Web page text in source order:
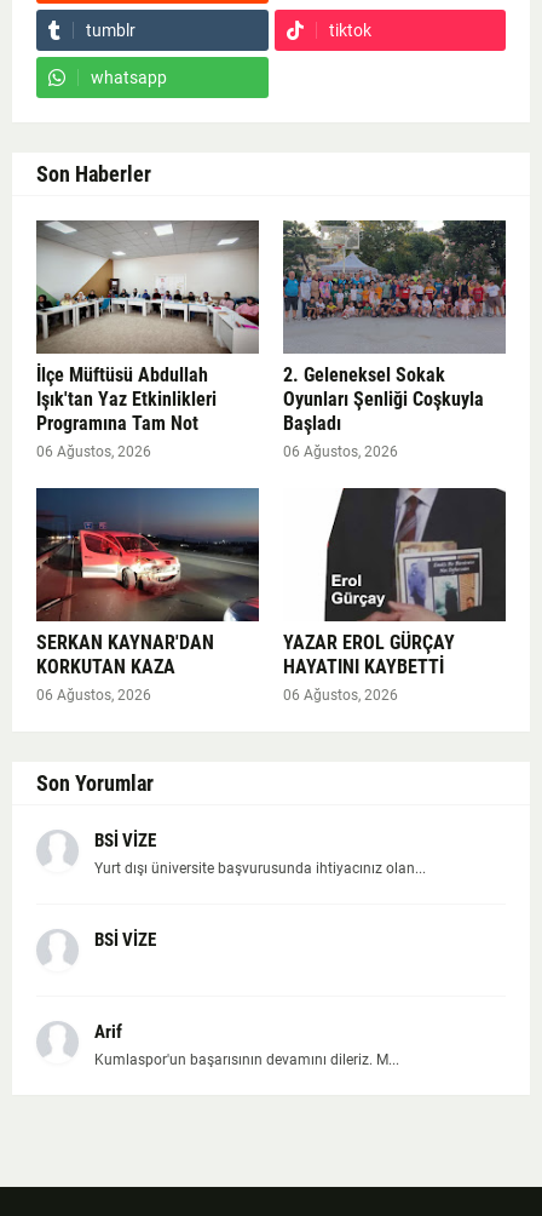
tumblr tiktok
whatsapp
Son Haberler
İlçe Müftüsü Abdullah
Işık'tan Yaz Etkinlikleri
Programına Tam Not
06 Ağustos, 2026
2. Geleneksel Sokak
Oyunları Şenliği Coşkuyla
Başladı
06 Ağustos, 2026
SERKAN KAYNAR'DAN
KORKUTAN KAZA
06 Ağustos, 2026
YAZAR EROL GÜRÇAY
HAYATINI KAYBETTİ
06 Ağustos, 2026
Son Yorumlar
BSİ VİZE
Yurt dışı üniversite başvurusunda ihtiyacınız olan...
BSİ VİZE
Arif
Kumlaspor'un başarısının devamını dileriz. M...